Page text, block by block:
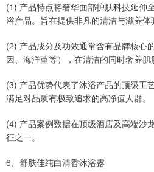
(1) 产品特点将奢华面部护肤科技延伸
浴产品。旨在提供非凡的清洁与滋养体
(2) 产品成分及功效通常含有品牌核心
因、海洋堇等），在清洁的同时奢养肌
(3) 产品优势代表了沐浴产品的顶级工
满足对品质有极致追求的高净值人群。
(4) 产品案例数据在顶级酒店及高端沙
征之一。
6、舒肤佳纯白清香沐浴露